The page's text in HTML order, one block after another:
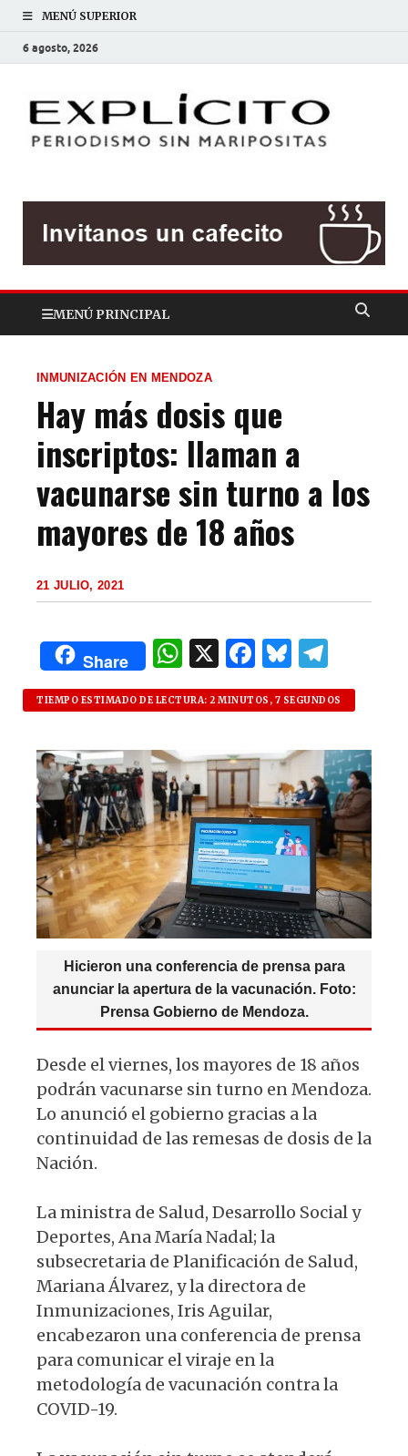
MENÚ SUPERIOR
6 agosto, 2026
MENÚ PRINCIPAL
INMUNIZACIÓN EN MENDOZA
Hay más dosis que
inscriptos: llaman a
vacunarse sin turno a los
mayores de 18 años
21 JULIO, 2021
Share
W
h
at
A
p
p
X F
a
c
b
o
o
k
B
lu
es
k
y
el
e
g
ra
m
TIEMPO ESTIMADO DE LECTURA: 2 MINUTOS, 7 SEGUNDOS
Hicieron una conferencia de prensa para
anunciar la apertura de la vacunación. Foto:
Prensa Gobierno de Mendoza.
Desde el viernes, los mayores de 18 años
podrán vacunarse sin turno en Mendoza.
Lo anunció el gobierno gracias a la
continuidad de las remesas de dosis de la
Nación.
La ministra de Salud, Desarrollo Social y
Deportes, Ana María Nadal; la
subsecretaria de Planificación de Salud,
Mariana Álvarez, y la directora de
Inmunizaciones, Iris Aguilar,
encabezaron una conferencia de prensa
para comunicar el viraje en la
metodología de vacunación contra la
COVID-19.